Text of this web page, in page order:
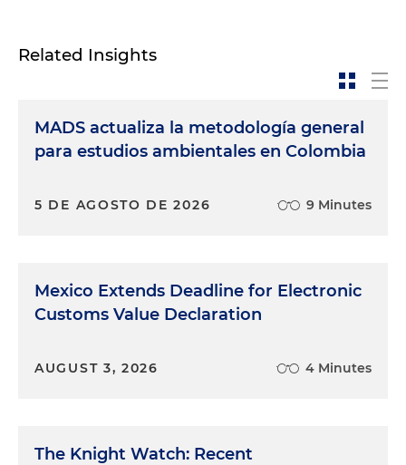
Related Insights
MADS actualiza la metodología general
para estudios ambientales en Colombia
5 DE AGOSTO DE 2026 9 Minutes
Mexico Extends Deadline for Electronic
Customs Value Declaration
AUGUST 3, 2026 4 Minutes
The Knight Watch: Recent